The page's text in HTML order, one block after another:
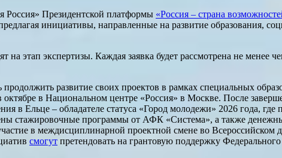
Россия» Президентской платформы «Россия – страна
инициативы, направленные на развитие образования,
на этап экспертизы. Каждая заявка будет рассмотрена не менее
развитие своих проектов в рамках специальных
октябре в Национальном центре «Россия» в Москве. После
в Ельце – обладателе статуса «Город молодежи» 2026 года,
стажировочные программы от АФК «Система», а также
в междисциплинарной проектной смене во Всероссийском
смогут претендовать на грантовую поддержку